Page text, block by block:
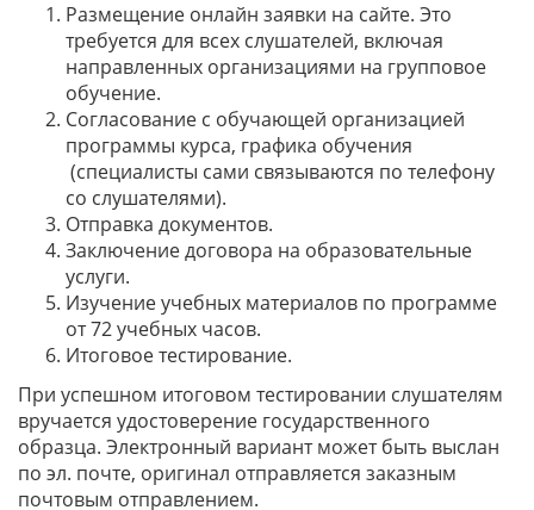
Размещение онлайн заявки на сайте. Это
требуется для всех слушателей, включая
направленных организациями на групповое
обучение.
Согласование с обучающей организацией
программы курса, графика обучения
(специалисты сами связываются по телефону
со слушателями).
Отправка документов.
Заключение договора на образовательные
услуги.
Изучение учебных материалов по программе
от 72 учебных часов.
Итоговое тестирование.
При успешном итоговом тестировании слушателям
вручается удостоверение государственного
образца. Электронный вариант может быть выслан
по эл. почте, оригинал отправляется заказным
почтовым отправлением.